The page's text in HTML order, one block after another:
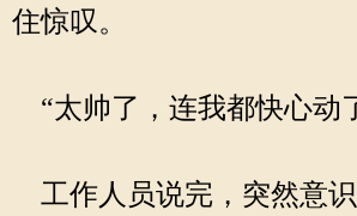
住惊叹。
“太帅了，连我都快心动
工作人员说完，突然意